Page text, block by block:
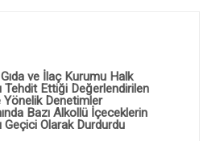
ve İlaç Kurumu Halk
Tehdit Ettiği Değerlendirilen
Yönelik Denetimler
Bazı Alkollü İçeceklerin
Geçici Olarak Durdurdu